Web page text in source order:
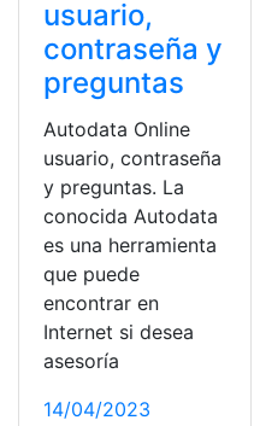
usuario,
contraseña y
preguntas
Autodata Online
usuario, contraseña
y preguntas. La
conocida Autodata
es una herramienta
que puede
encontrar en
Internet si desea
asesoría
14/04/2023